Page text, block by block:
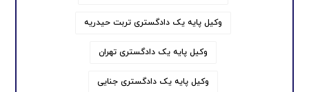
وکیل پایه یک دادگستری تربت حیدریه
وکیل پایه یک دادگستری تهران
وکیل پایه یک دادگستری جنایی